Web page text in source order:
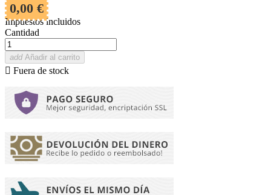
0,00 €
Impuestos incluidos
Cantidad
add Añadir al carrito
 Fuera de stock